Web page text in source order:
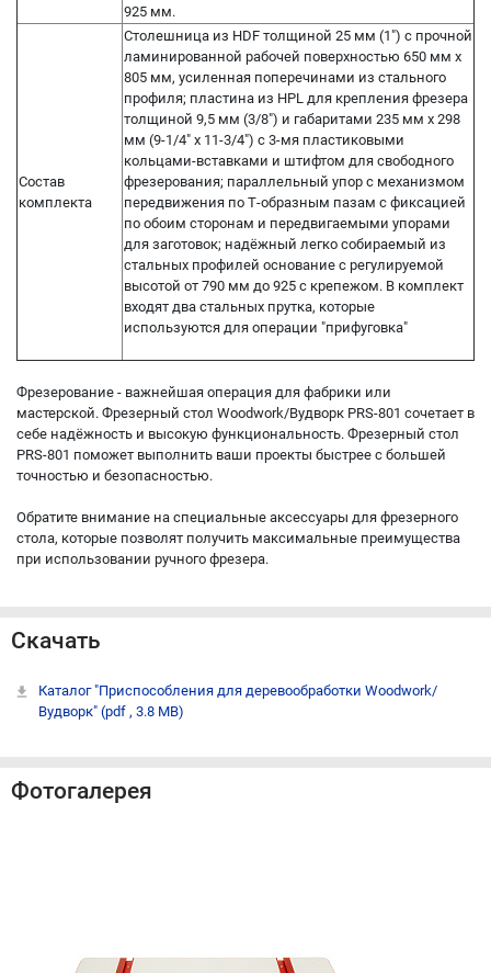
925 мм.
Состав
комплекта
Столешница из HDF толщиной 25 мм (1") с прочной
ламинированной рабочей поверхностью 650 мм х
805 мм, усиленная поперечинами из стального
профиля; пластина из HPL для крепления фрезера
толщиной 9,5 мм (3/8") и габаритами 235 мм х 298
мм (9-1/4" x 11-3/4") с 3-мя пластиковыми
кольцами-вставками и штифтом для свободного
фрезерования; параллельный упор с механизмом
передвижения по Т-образным пазам с фиксацией
по обоим сторонам и передвигаемыми упорами
для заготовок; надёжный легко собираемый из
стальных профилей основание с регулируемой
высотой от 790 мм до 925 с крепежом. В комплект
входят два стальных прутка, которые
используются для операции "прифуговка"
Фрезерование - важнейшая операция для фабрики или
мастерской. Фрезерный стол Woodwork/Вудворк PRS-801 сочетает в
себе надёжность и высокую функциональность. Фрезерный стол
PRS-801 поможет выполнить ваши проекты быстрее с большей
точностью и безопасностью.
Обратите внимание на специальные аксессуары для фрезерного
стола, которые позволят получить максимальные преимущества
при использовании ручного фрезера.
Скачать
Каталог "Приспособления для деревообработки Woodwork/
Вудворк"(pdf , 3.8 MB)
Фотогалерея